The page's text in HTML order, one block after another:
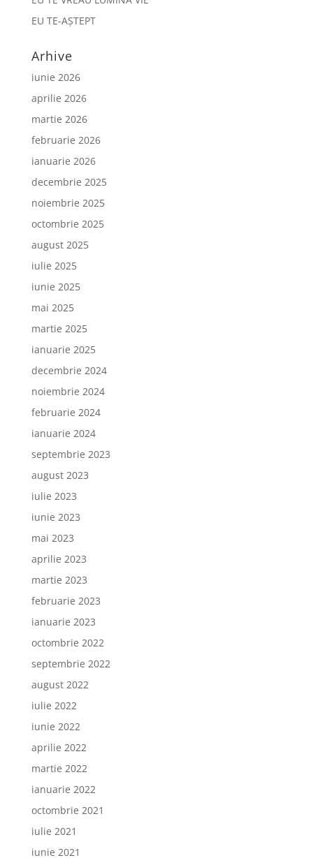
EU TE-AȘTEPT
Arhive
iunie 2026
aprilie 2026
martie 2026
februarie 2026
ianuarie 2026
decembrie 2025
noiembrie 2025
octombrie 2025
august 2025
iulie 2025
iunie 2025
mai 2025
martie 2025
ianuarie 2025
decembrie 2024
noiembrie 2024
februarie 2024
ianuarie 2024
septembrie 2023
august 2023
iulie 2023
iunie 2023
mai 2023
aprilie 2023
martie 2023
februarie 2023
ianuarie 2023
octombrie 2022
septembrie 2022
august 2022
iulie 2022
iunie 2022
aprilie 2022
martie 2022
ianuarie 2022
octombrie 2021
iulie 2021
iunie 2021